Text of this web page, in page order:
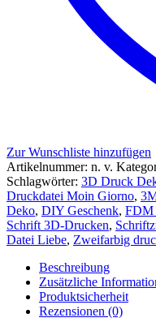
Zur Wunschliste hinzufügen
Artikelnummer: n. v.
Schlagwörter: 3D Druck
Druckdatei Moin Giorno,
Deko, DIY Geschenk, FDM
Schrift 3D-Drucken,
Datei Liebe, Zweifarbig
Beschreibung
Zusätzliche
Produktsicherheit
Rezensionen (0)